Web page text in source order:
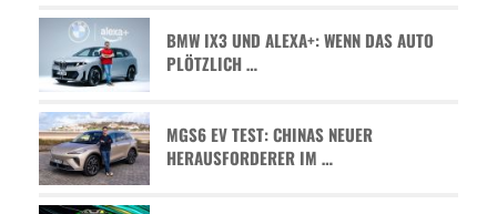
BMW IX3 UND ALEXA+: WENN DAS AUTO
PLÖTZLICH …
MGS6 EV TEST: CHINAS NEUER
HERAUSFORDERER IM …